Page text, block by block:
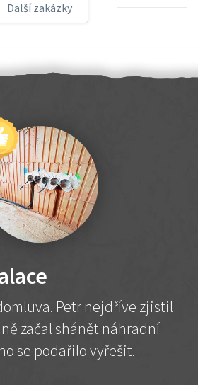
Další zakázky
Petr nejdříve zjistil
začal shánět náhradní
se podařilo vyřešit.